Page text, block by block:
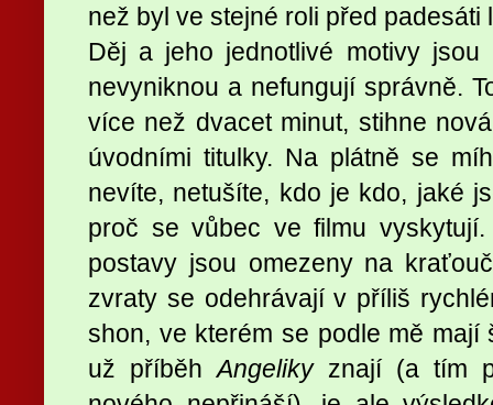
než byl ve stejné roli před padesáti
Děj a jeho jednotlivé motivy jsou
nevyniknou a nefungují správně.
více než dvacet minut, stihne
úvodními titulky. Na plátně se
nevíte, netušíte, kdo je kdo, jaké
proč se vůbec ve filmu
postavy jsou omezeny na
zvraty se odehrávají v příliš
shon, ve kterém se podle mě mají
už příběhAngelikyznají (a tím